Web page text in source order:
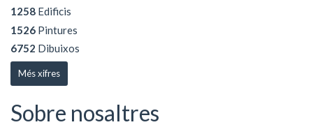
1258 Edificis
1526 Pintures
6752 Dibuixos
Més xifres
Sobre nosaltres